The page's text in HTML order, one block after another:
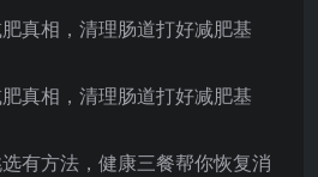
肥真相，清理肠道打好减肥基
肥真相，清理肠道打好减肥基
选有方法，健康三餐帮你恢复消